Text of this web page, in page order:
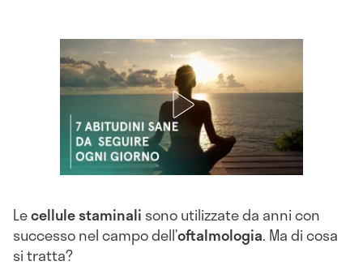
Lecellule staminali sono utilizzate da anni con
successo nel campo dell’oftalmologia. Ma di cosa
si tratta?